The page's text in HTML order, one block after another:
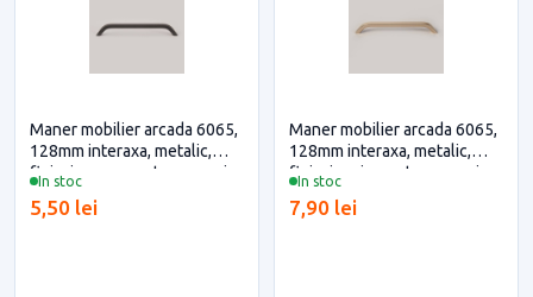
In stoc
Maner mobilier arcada 6065,
128mm interaxa, metalic,
finisaj negru pentru casa si
5,50 lei
In stoc
Maner mobilier arcada 6065,
128mm interaxa, metalic,
finisaj auriu pentru casa si
7,90 lei